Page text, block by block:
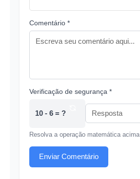
Comentário *
Verificação de segurança *
10 - 6 = ?
Resolva a operação matemática acima
Enviar Comentário